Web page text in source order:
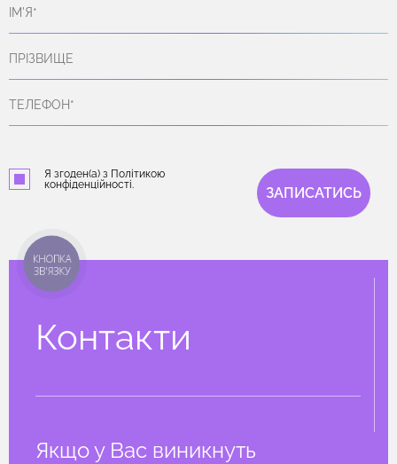
Я згоден(а) з Політикою
конфіденційності.
ЗАПИСАТИСЬ
Контакти
Якщо у Вас виникнуть
КНОПКА
ЗВ'ЯЗКУ